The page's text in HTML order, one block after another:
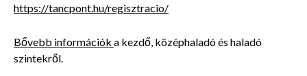
https://tancpont.hu/regisztracio/
Bővebb információk a kezdő, középhaladó és haladó
szintekről.